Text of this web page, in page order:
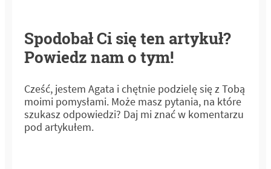
Spodobał Ci się ten artykuł?
Powiedz nam o tym!
Cześć, jestem Agata i chętnie podzielę się z Tobą
moimi pomysłami. Może masz pytania, na które
szukasz odpowiedzi? Daj mi znać w komentarzu
pod artykułem.